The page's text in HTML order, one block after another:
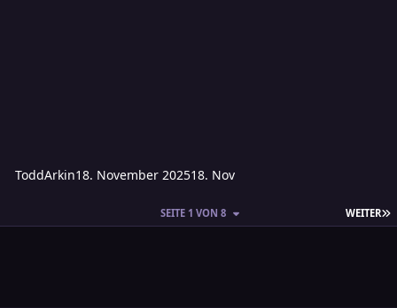
ToddArkin18. November 202518. Nov
WEITER
SEITE 1 VON 8